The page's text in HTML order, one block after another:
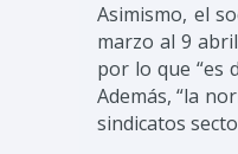
Asimismo, el
marzo al 9
por lo que “es
Además, “la
sindicatos